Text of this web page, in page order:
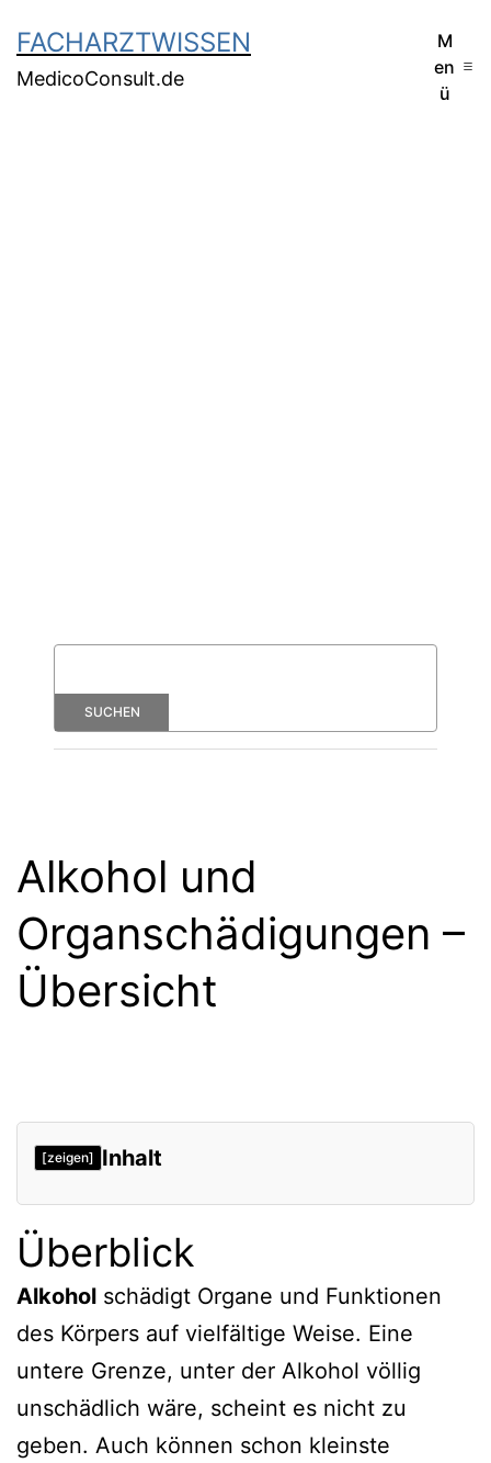
FACHARZTWISSEN
MedicoConsult.de
M
en
ü
Alkohol und
Organschädigungen –
Übersicht
[zeigen] Inhalt
Überblick
Alkohol schädigt Organe und Funktionen
des Körpers auf vielfältige Weise. Eine
untere Grenze, unter der Alkohol völlig
unschädlich wäre, scheint es nicht zu
geben. Auch können schon kleinste